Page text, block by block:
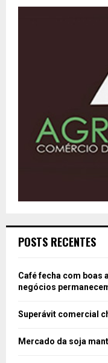
POSTS RECENTES
Café fecha com boas
negócios
Superávit comercial
Mercado da soja